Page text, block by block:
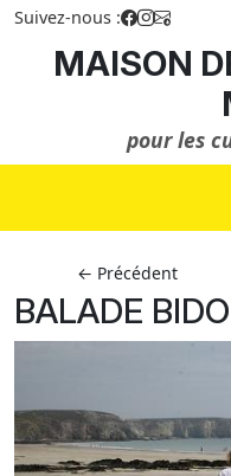
Suivez-nous :
MAISON
pour les
← Précédent
BALADE